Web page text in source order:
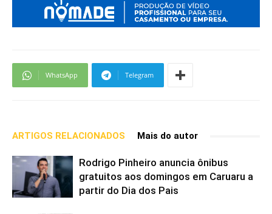
WhatsApp Telegram
ARTIGOS RELACIONADOS Mais do autor
Rodrigo Pinheiro anuncia ônibus
gratuitos aos domingos em Caruaru a
partir do Dia dos Pais